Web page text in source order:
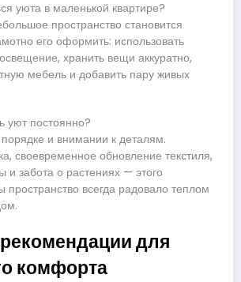
уюта в маленькой квартире?
пространство становится
его оформить: использовать
хранить вещи аккуратно,
мебель и добавить пару живых
уют постоянно?
и внимании к деталям.
своевременное обновление текстиля,
и забота о растениях — этого
пространство всегда радовало теплом
для
комфорта